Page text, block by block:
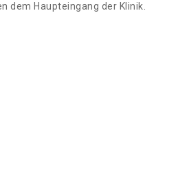
dem Haupteingang der Klinik.